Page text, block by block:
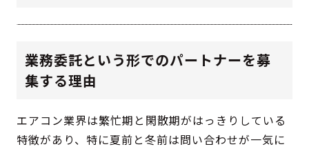
業務委託という形でのパートナーを募
集する理由
エアコン業界は繁忙期と閑散期がはっきりしている
特徴があり、特に夏前と冬前は問い合わせが一気に